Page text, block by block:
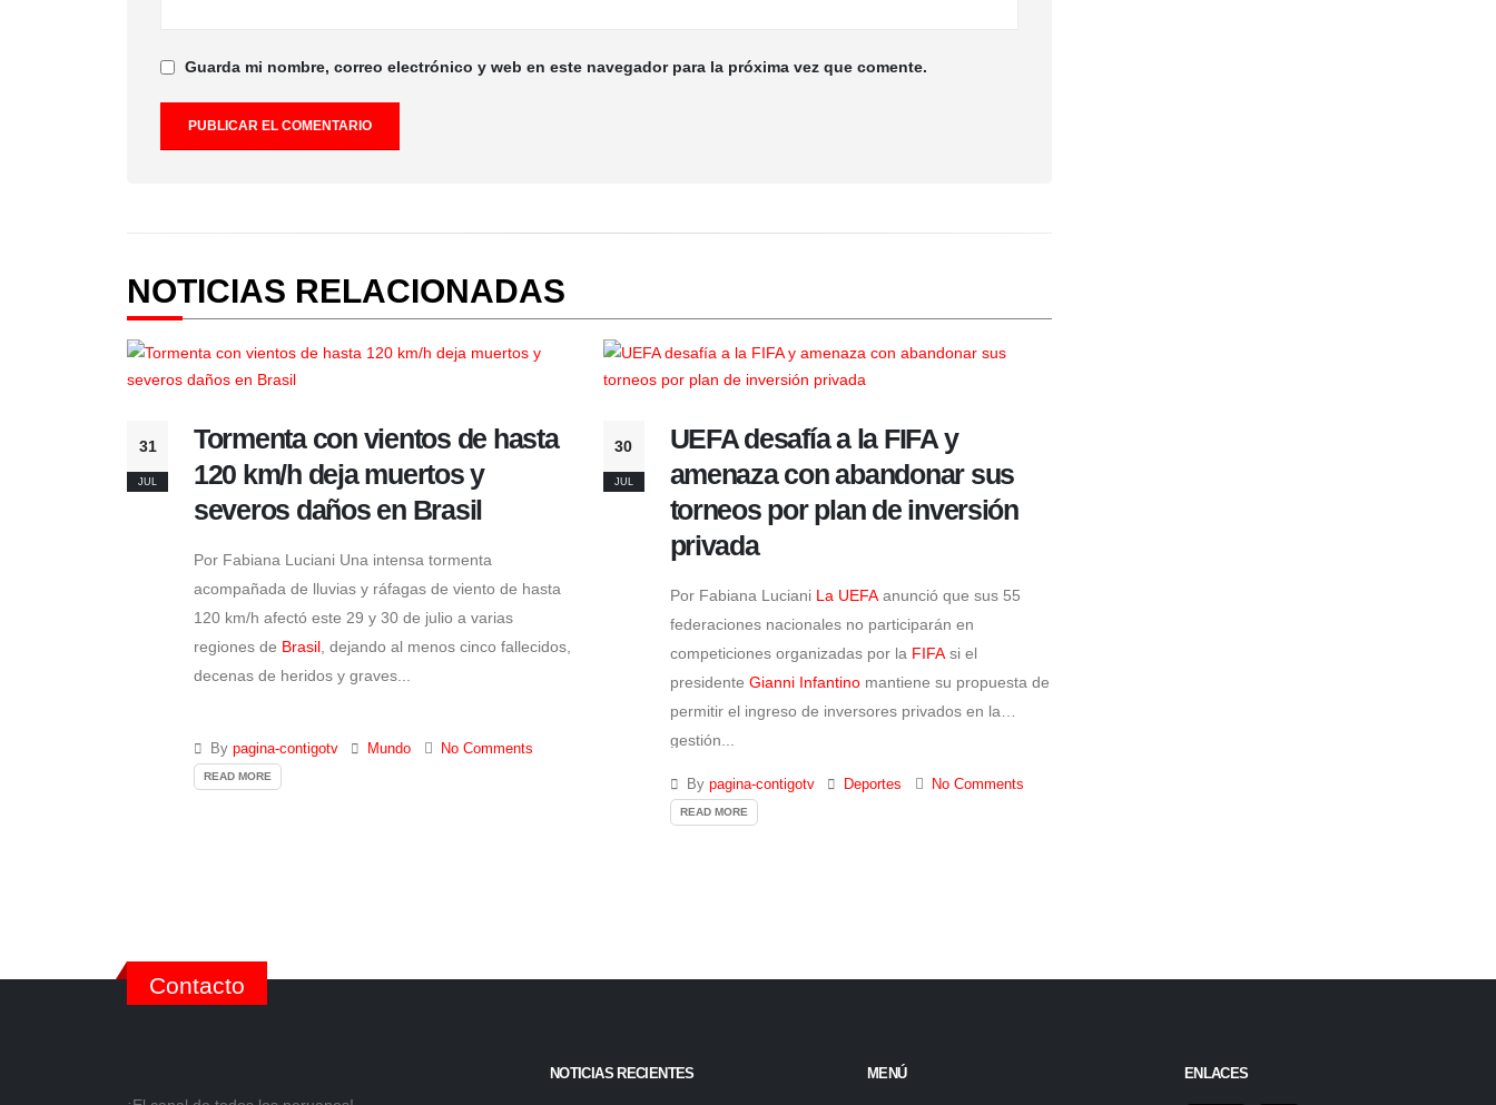
Guarda mi nombre, correo electrónico y web en este navegador para la próxima vez que comente.
NOTICIAS RELACIONADAS
31
JUL
Tormenta con vientos de hasta
120 km/h deja muertos y
severos daños en Brasil
Por Fabiana Luciani Una intensa tormenta
acompañada de lluvias y ráfagas de viento de hasta
120 km/h afectó este 29 y 30 de julio a varias
regiones de Brasil , dejando al menos cinco fallecidos,
decenas de heridos y graves...
By pagina-contigotv Mundo No Comments
READ MORE
30
JUL
UEFA desafía a la FIFA y
amenaza con abandonar sus
torneos por plan de inversión
privada
Por Fabiana Luciani La UEFAanunció que sus 55
federaciones nacionales no participarán en
competiciones organizadas por la FIFA si el
presidente Gianni Infantinomantiene su propuesta de
permitir el ingreso de inversores privados en la
gestión...
By pagina-contigotv Deportes No Comments
READ MORE
Contacto
NOTICIAS RECIENTES MENÚ ENLACES